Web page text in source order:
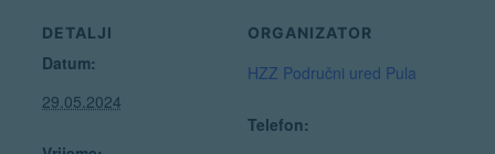
DETALJI
Datum:
29.05.2024
ORGANIZATOR
HZZ Područni ured Pula
Telefon: